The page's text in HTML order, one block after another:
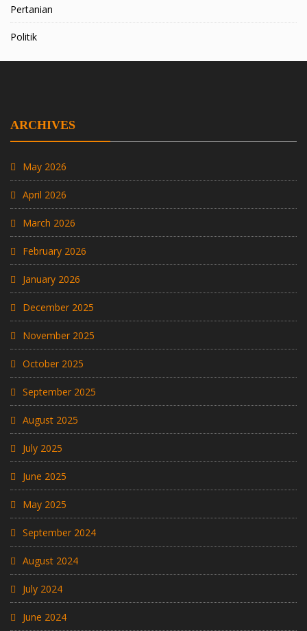
Pertanian
Politik
ARCHIVES
May 2026
April 2026
March 2026
February 2026
January 2026
December 2025
November 2025
October 2025
September 2025
August 2025
July 2025
June 2025
May 2025
September 2024
August 2024
July 2024
June 2024